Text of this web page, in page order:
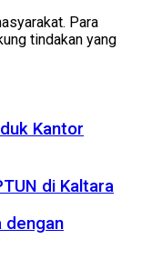
Para
tindakan yang
Kantor
di Kaltara
dengan